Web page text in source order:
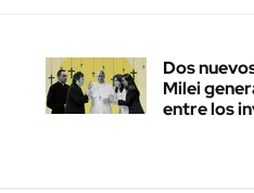
Dos
Milei
entre los